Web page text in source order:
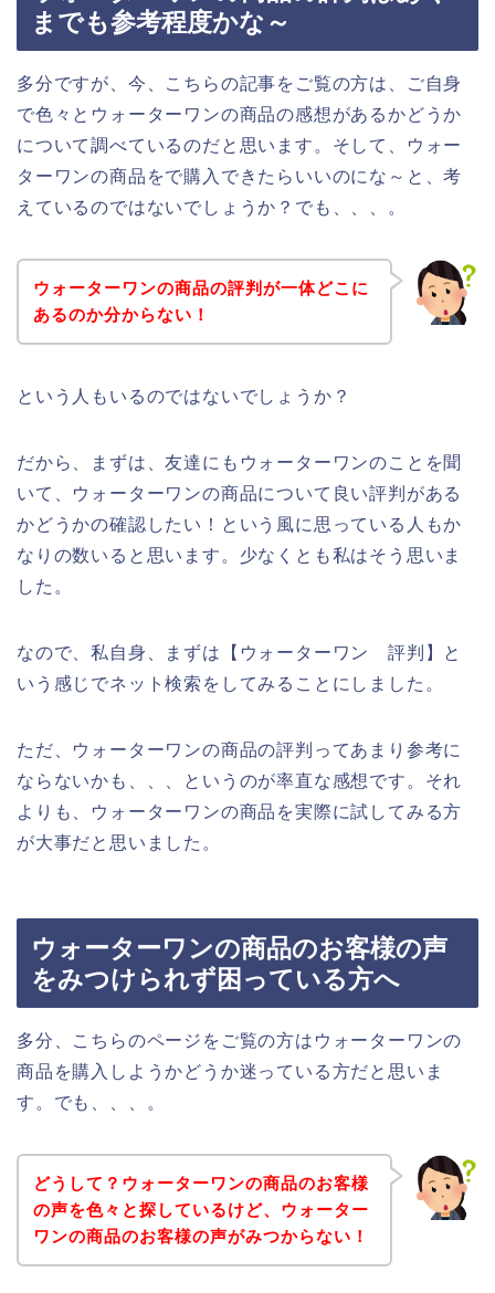
までも参考程度かな～
多分ですが、今、こちらの記事をご覧の方は、ご自身
で色々とウォーターワンの商品の感想があるかどうか
について調べているのだと思います。そして、ウォー
ターワンの商品をで購入できたらいいのにな～と、考
えているのではないでしょうか？でも、、、。
ウォーターワンの商品の評判が一体どこに
あるのか分からない！
という人もいるのではないでしょうか？
だから、まずは、友達にもウォーターワンのことを聞
いて、ウォーターワンの商品について良い評判がある
かどうかの確認したい！という風に思っている人もか
なりの数いると思います。少なくとも私はそう思いま
した。
なので、私自身、まずは【ウォーターワン 評判】と
いう感じでネット検索をしてみることにしました。
ただ、ウォーターワンの商品の評判ってあまり参考に
ならないかも、、、というのが率直な感想です。それ
よりも、ウォーターワンの商品を実際に試してみる方
が大事だと思いました。
ウォーターワンの商品のお客様の声
をみつけられず困っている方へ
多分、こちらのページをご覧の方はウォーターワンの
商品を購入しようかどうか迷っている方だと思いま
す。でも、、、。
どうして？ウォーターワンの商品のお客様
の声を色々と探しているけど、ウォーター
ワンの商品のお客様の声がみつからない！